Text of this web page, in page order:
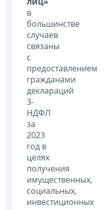
в
большинстве
случаев
связаны
с
предоставлением
гражданами
деклараций
3-
НДФЛ
за
2023
год в
целях
получения
имущественных,
социальных,
инвестиционных